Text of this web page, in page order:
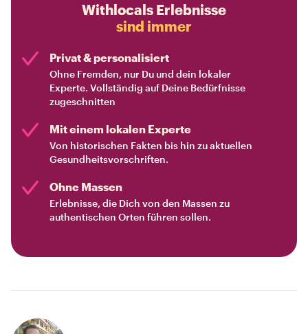
Withlocals Erlebnisse
sind immer
Privat & personalisiert
Ohne Fremden, nur Du und dein lokaler
Experte. Vollständig auf Deine Bedürfnisse
zugeschnitten
Mit einem lokalen Experte
Von historischen Fakten bis hin zu aktuellen
Gesundheitsvorschriften.
Ohne Massen
Erlebnisse, die Dich von den Massen zu
authentischen Orten führen sollen.